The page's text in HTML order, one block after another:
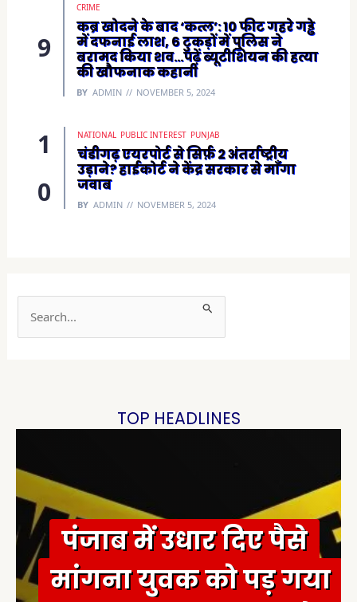
CRIME
कब्र खोदने के बाद ‘कत्ल’: 10 फीट गहरे गड्ढे
में दफनाई लाश, 6 टुकड़ों में पुलिस ने
बरामद किया शव…पढ़ें ब्यूटीशियन की हत्या
की खौफनाक कहानी
BY ADMIN NOVEMBER 5, 2024
NATIONAL PUBLIC INTEREST PUNJAB
चंडीगढ़ एयरपोर्ट से सिर्फ़ 2 अंतर्राष्ट्रीय
उड़ाने? हाईकोर्ट ने केंद्र सरकार से माँगा
जवाब
BY ADMIN NOVEMBER 5, 2024
r
:
TOP HEADLINES
पंजाब में उधार दिए पैसे
मांगना युवक को पड़ गया